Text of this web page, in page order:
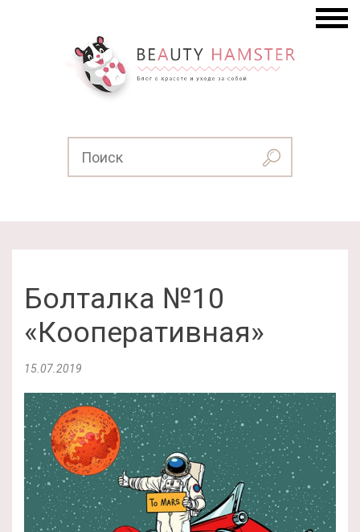
Болталка №10
«Кооперативная»
15.07.2019